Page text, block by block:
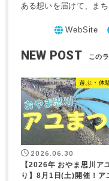
ある想いを届けて、ま
NEW POST
遊ぶ・体
2026.06.30
【2026年 おやま思川ア
り】8月1日(土)開催！ア